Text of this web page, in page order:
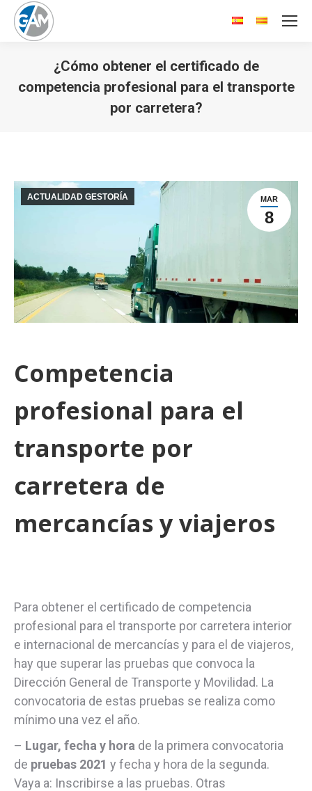
¿Cómo obtener el certificado de
competencia profesional para el transporte
por carretera?
MAR
8
ACTUALIDAD GESTORÍA
Competencia
profesional para el
transporte por
carretera de
mercancías y viajeros
Para obtener el certificado de competencia
profesional para el transporte por carretera interior
e internacional de mercancías y para el de viajeros,
hay que superar las pruebas que convoca la
Dirección General de Transporte y Movilidad. La
convocatoria de estas pruebas se realiza como
mínimo una vez el año.
– Lugar, fecha y hora de la primera convocatoria
de pruebas 2021 y fecha y hora de la segunda.
Vaya a: Inscribirse a las pruebas. Otras